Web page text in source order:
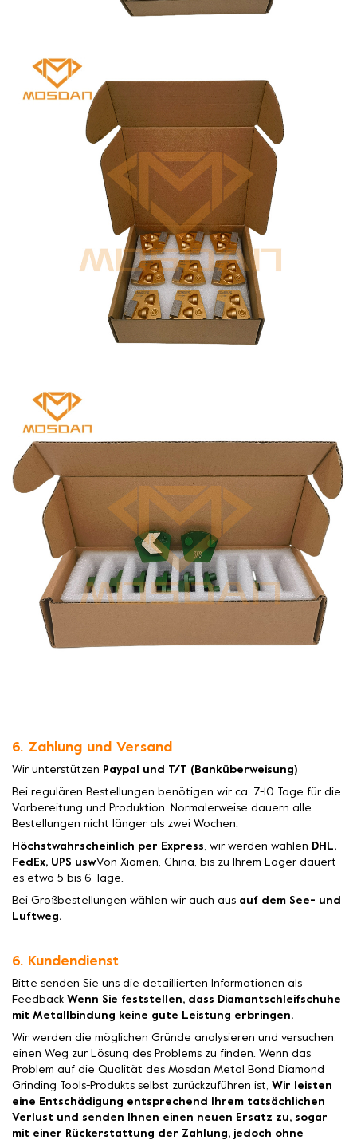
6. Zahlung und Versand
Wir unterstützen Paypal und T/T (Banküberweisung)
Bei regulären Bestellungen benötigen wir ca. 7-10 Tage für die
Vorbereitung und Produktion. Normalerweise dauern alle
Bestellungen nicht länger als zwei Wochen.
Höchstwahrscheinlich per Express, wir werden wählen DHL,
FedEx, UPS uswVon Xiamen, China, bis zu Ihrem Lager dauert
es etwa 5 bis 6 Tage.
Bei Großbestellungen wählen wir auch aus auf dem See- und
Luftweg.
6. Kundendienst
Bitte senden Sie uns die detaillierten Informationen als
Feedback Wenn Sie feststellen, dass Diamantschleifschuhe
mit Metallbindung keine gute Leistung erbringen.
Wir werden die möglichen Gründe analysieren und versuchen,
einen Weg zur Lösung des Problems zu finden. Wenn das
Problem auf die Qualität des Mosdan Metal Bond Diamond
Grinding Tools-Produkts selbst zurückzuführen ist, Wir leisten
eine Entschädigung entsprechend Ihrem tatsächlichen
Verlust und senden Ihnen einen neuen Ersatz zu, sogar
mit einer Rückerstattung der Zahlung, jedoch ohne